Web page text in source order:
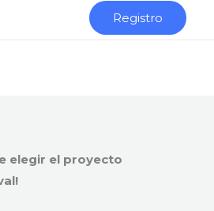
Registro
elegir el proyecto